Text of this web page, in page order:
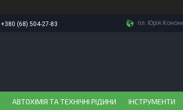
+380 (68) 504-27-83 пл. Юрія
АВТОХІМІЯ ТА ТЕХНІЧНІ РІДИНИ ІНСТРУМЕНТИ